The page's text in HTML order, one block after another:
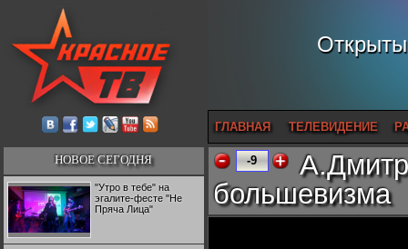
ГЛАВНАЯ ТЕЛЕВИДЕНИЕ
НОВОЕ СЕГОДНЯ
"Утро в тебе" на
эгалите-фесте "Не
Пряча Лица"
-9
большевизма